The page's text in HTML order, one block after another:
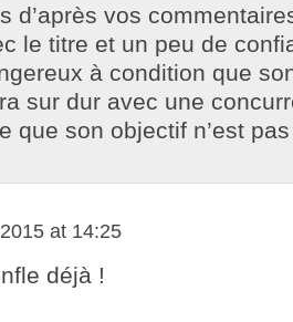
d’après vos
le titre et un peu de
à condition que
sur dur avec une
que son objectif n’est
at 14:25
déjà !